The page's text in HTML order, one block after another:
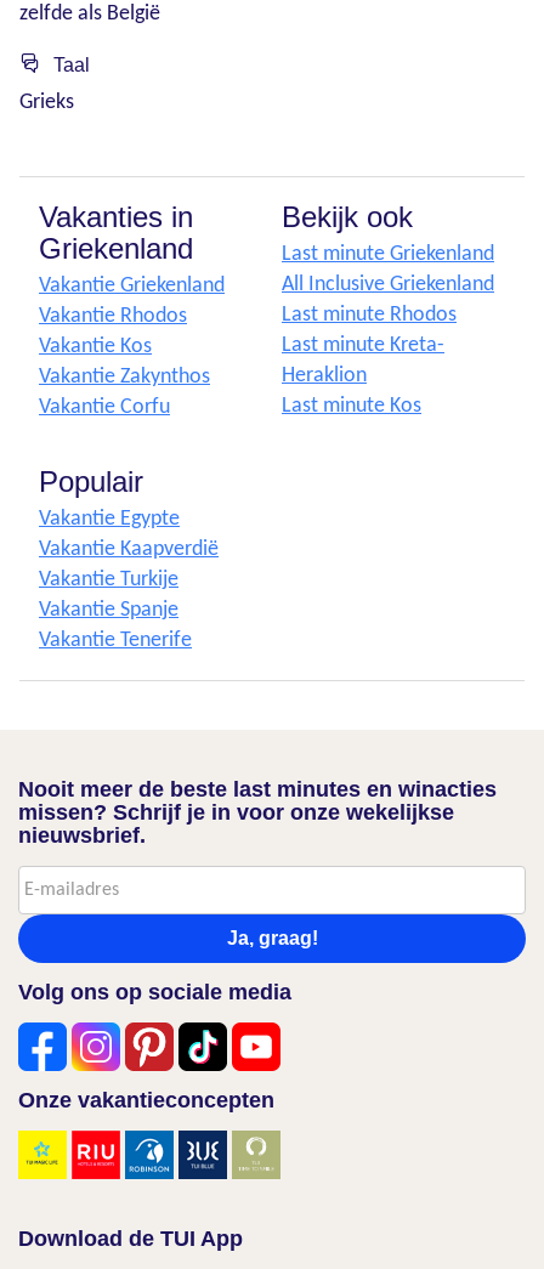
zelfde als België
Taal
Grieks
Vakanties in
Griekenland
Vakantie Griekenland
Vakantie Rhodos
Vakantie Kos
Vakantie Zakynthos
Vakantie Corfu
Bekijk ook
Last minute Griekenland
All Inclusive Griekenland
Last minute Rhodos
Last minute Kreta-
Heraklion
Last minute Kos
Populair
Vakantie Egypte
Vakantie Kaapverdië
Vakantie Turkije
Vakantie Spanje
Vakantie Tenerife
Nooit meer de beste last minutes en winacties
missen? Schrijf je in voor onze wekelijkse
nieuwsbrief.
Ja, graag!
Volg ons op sociale media
Onze vakantieconcepten
Download de TUI App